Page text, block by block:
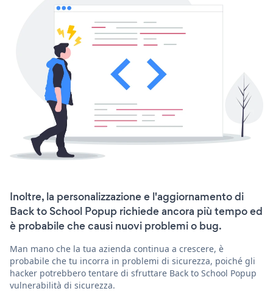
Inoltre, la personalizzazione e l'aggiornamento di
Back to School Popup richiede ancora più tempo ed
è probabile che causi nuovi problemi o bug.
Man mano che la tua azienda continua a crescere, è
probabile che tu incorra in problemi di sicurezza, poiché gli
hacker potrebbero tentare di sfruttare Back to School Popup
vulnerabilità di sicurezza.